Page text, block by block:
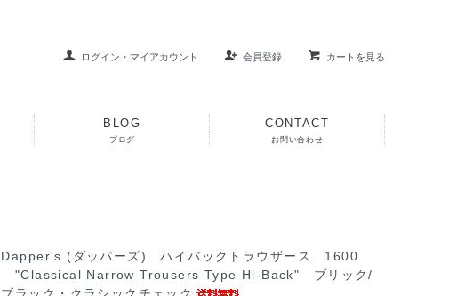
ログイン・マイアカウント 会員登録 カートを見る
BLOG
ブログ
CONTACT
お問い合わせ
Dapper's (ダッパーズ) ハイバックトラウザース 1600
"Classical Narrow Trousers Type Hi-Back" ブリック/
ブラック・クラシックチェック